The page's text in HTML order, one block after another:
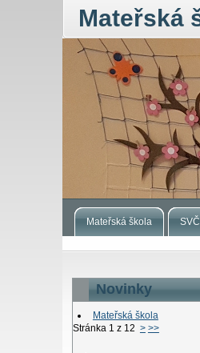
Mateřská
Mateřská škola SVČ
Novinky
Mateřská škola
Stránka 1 z 12 > >>